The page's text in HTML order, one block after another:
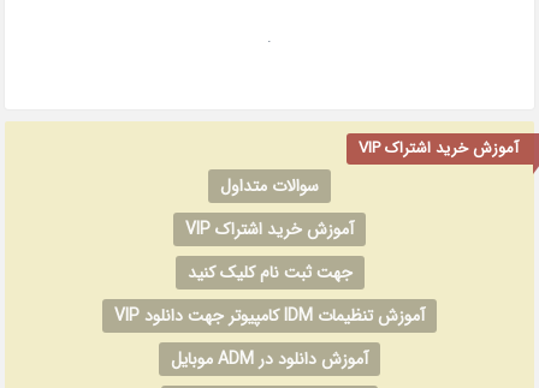
.
آموزش خرید اشتراک VIP
سوالات متداول
آموزش خرید اشتراک VIP
جهت ثبت نام کلیک کنید
آموزش تنظیمات IDM کامپیوتر جهت دانلود VIP
آموزش دانلود در ADM موبایل